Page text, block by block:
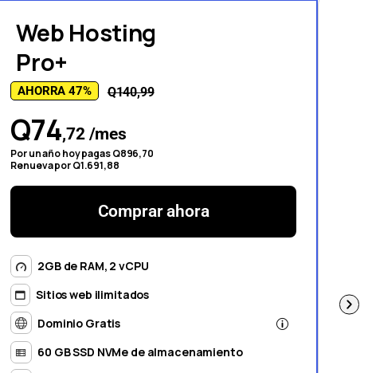
Web Hosting
Pro+
AHORRA 47% Q140,99
Q74,72 /mes
Por un año hoy pagas Q896,70
Renueva por Q1.691,88
Comprar ahora
2GB de RAM, 2 vCPU
Sitios web ilimitados
Dominio Gratis
60 GB SSD NVMe de almacenamiento